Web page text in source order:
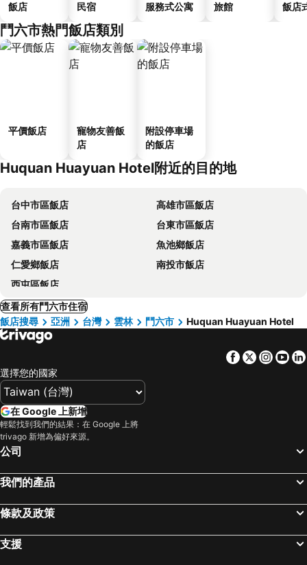
飯店 民宿 服務式公寓 旅館 飯店
鬥六市熱門飯店類別
平價飯店
寵物友善飯
店
附設停車場
的飯店
Huquan Huayuan Hotel附近的目的地
台中市區飯店
高雄市區飯店
台南市區飯店
台東市區飯店
嘉義市區飯店
魚池鄉飯店
仁愛鄉飯店
南投市飯店
西屯區飯店
查看所有鬥六市住宿
飯店搜尋
亞洲 台灣 雲林 鬥六市 Huquan Huayuan Hotel
Facebook
Twitter
選擇您的國家
在 Google 上新增
輕鬆找到我們的結果：在 Google 上將
trivago 新增為偏好來源。
公司
我們的產品
條款及政策
支援